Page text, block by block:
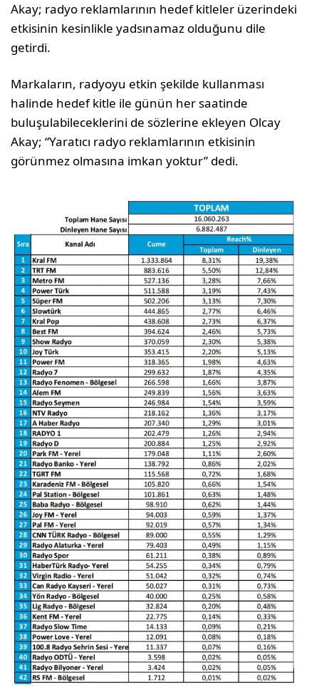
Akay; radyo reklamlarının hedef kitleler üzerindeki
etkisinin kesinlikle yadsınamaz olduğunu dile
getirdi.
Markaların, radyoyu etkin şekilde kullanması
halinde hedef kitle ile günün her saatinde
buluşulabileceklerini de sözlerine ekleyen Olcay
Akay; “Yaratıcı radyo reklamlarının etkisinin
görünmez olmasına imkan yoktur” dedi.